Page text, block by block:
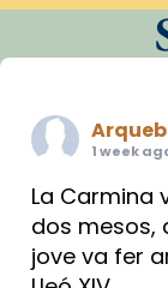
1 week
La Carmina
dos mesos,
jove va fer